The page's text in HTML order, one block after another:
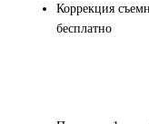
Коррекция
бесплатно